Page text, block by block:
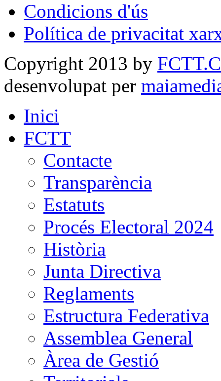
Condicions d'ús
Política de privacitat
Copyright 2013 by
desenvolupat per
Inici
FCTT
Contacte
Transparència
Estatuts
Procés Electoral 2024
Història
Junta Directiva
Reglaments
Estructura Federativa
Assemblea General
Àrea de Gestió